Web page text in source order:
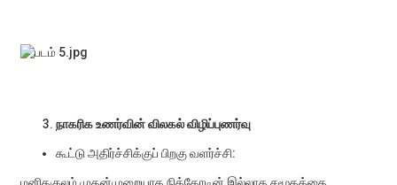
நாகரிக உணர்வின் விலகல் விழிப்புணர்வு
கூட்டு அதிர்ச்சிக்குப் பிறகு வளர்ச்சி: